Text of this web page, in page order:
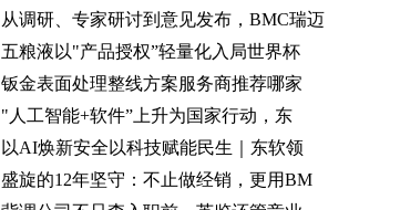
从调研、专家研讨到意见发布，BMC瑞迈
五粮液以"产品授权”轻量化入局世界杯
钣金表面处理整线方案服务商推荐哪家
"人工智能+软件”上升为国家行动，东
以AI焕新安全以科技赋能民生｜东软领
盛旋的12年坚守：不止做经销，更用BM